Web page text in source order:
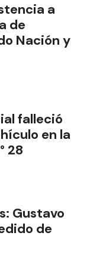
a
de
Nación y
falleció
en la
28
Gustavo
de